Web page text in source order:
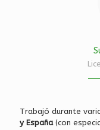
Trabajó durante
y España(con